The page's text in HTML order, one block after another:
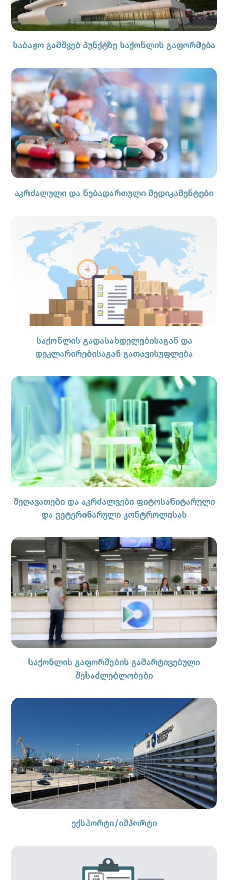
საბაჟო გამშვებ პუნქტზე საქონლის გაფორმება
აკრძალული და ნებადართული მედიკამენტები
საქონლის გადასახდელებისაგან და
დეკლარირებისაგან გათავისუფლება
შეღავათები და აკრძალვები ფიტოსანიტარული
და ვეტერინარული კონტროლისას
საქონლის გაფორმების გამარტივებული
შესაძლებლობები
ექსპორტი/იმპორტი